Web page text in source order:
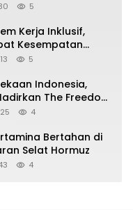
5
Kerja Inklusif,
Kesempatan
5
Indonesia,
The Freedom
4
Bertahan di
Selat Hormuz
4